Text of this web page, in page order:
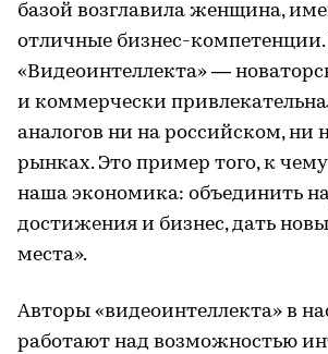
базой возглавила женщина,
отличные бизнес-компетенции.
«Видеоинтеллекта» —
и коммерчески
аналогов ни на российском, ни
рынках. Это пример того, к
наша экономика: объединить
достижения и бизнес, дать
места».
Авторы «видеоинтеллекта» в
работают над возможностью